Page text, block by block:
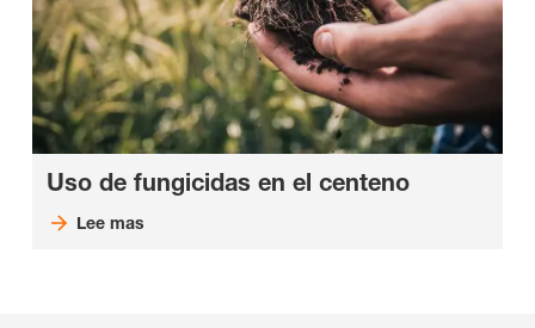
Uso de fungicidas en el centeno
Lee mas